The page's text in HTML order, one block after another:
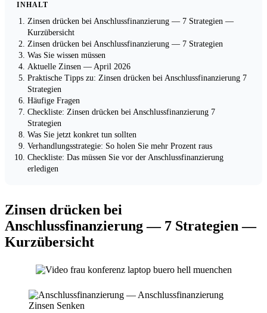
INHALT
Zinsen drücken bei Anschlussfinanzierung — 7 Strategien —
Kurzübersicht
Zinsen drücken bei Anschlussfinanzierung — 7 Strategien
Was Sie wissen müssen
Aktuelle Zinsen — April 2026
Praktische Tipps zu: Zinsen drücken bei Anschlussfinanzierung 7
Strategien
Häufige Fragen
Checkliste: Zinsen drücken bei Anschlussfinanzierung 7
Strategien
Was Sie jetzt konkret tun sollten
Verhandlungsstrategie: So holen Sie mehr Prozent raus
Checkliste: Das müssen Sie vor der Anschlussfinanzierung
erledigen
Zinsen drücken bei
Anschlussfinanzierung — 7 Strategien —
Kurzübersicht